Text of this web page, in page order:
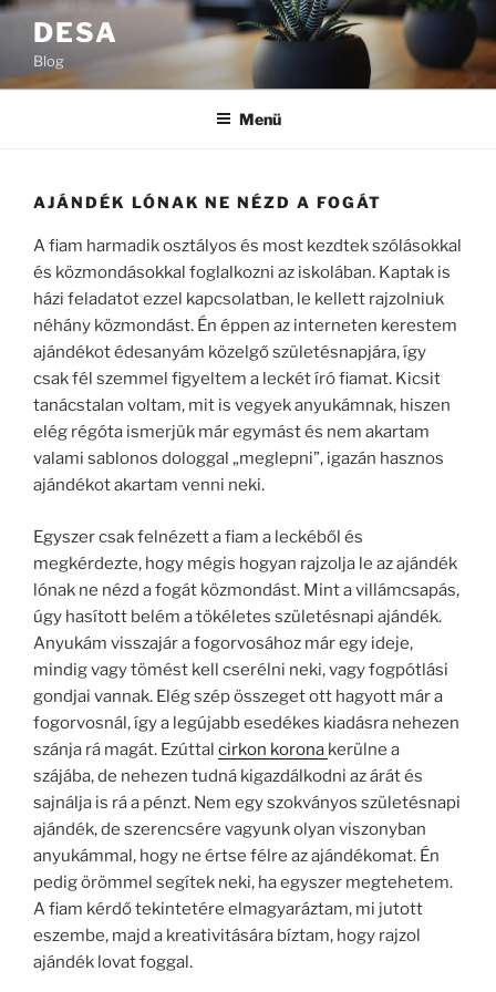
Tartalomhoz
DESA
Blog
Menü
AJÁNDÉK LÓNAK NE NÉZD A FOGÁT
A fiam harmadik osztályos és most kezdtek szólásokkal
és közmondásokkal foglalkozni az iskolában. Kaptak is
házi feladatot ezzel kapcsolatban, le kellett rajzolniuk
néhány közmondást. Én éppen az interneten kerestem
ajándékot édesanyám közelgő születésnapjára, így
csak fél szemmel figyeltem a leckét író fiamat. Kicsit
tanácstalan voltam, mit is vegyek anyukámnak, hiszen
elég régóta ismerjük már egymást és nem akartam
valami sablonos dologgal „meglepni”, igazán hasznos
ajándékot akartam venni neki.
Egyszer csak felnézett a fiam a leckéből és
megkérdezte, hogy mégis hogyan rajzolja le az ajándék
lónak ne nézd a fogát közmondást. Mint a villámcsapás,
úgy hasított belém a tökéletes születésnapi ajándék.
Anyukám visszajár a fogorvosához már egy ideje,
mindig vagy tömést kell cserélni neki, vagy fogpótlási
gondjai vannak. Elég szép összeget ott hagyott már a
fogorvosnál, így a legújabb esedékes kiadásra nehezen
szánja rá magát. Ezúttal cirkon korona kerülne a
szájába, de nehezen tudná kigazdálkodni az árát és
sajnálja is rá a pénzt. Nem egy szokványos születésnapi
ajándék, de szerencsére vagyunk olyan viszonyban
anyukámmal, hogy ne értse félre az ajándékomat. Én
pedig örömmel segítek neki, ha egyszer megtehetem.
A fiam kérdő tekintetére elmagyaráztam, mi jutott
eszembe, majd a kreativitására bíztam, hogy rajzol
ajándék lovat foggal.